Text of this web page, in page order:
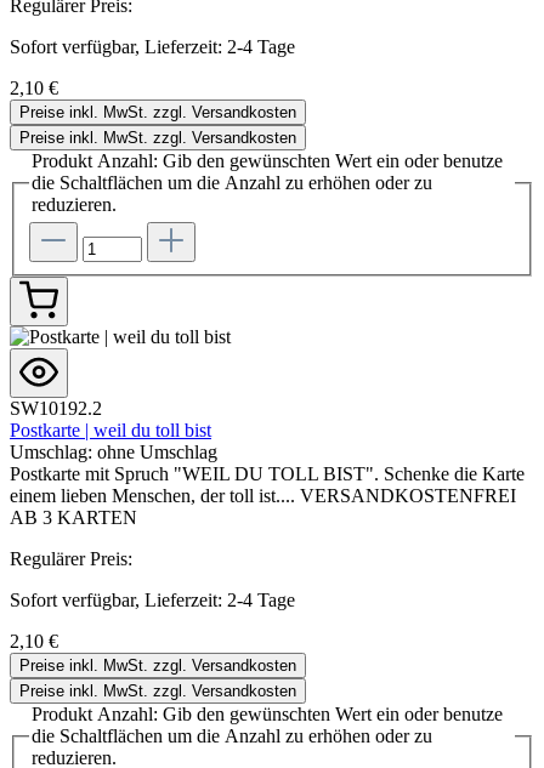
Regulärer Preis:
Sofort verfügbar, Lieferzeit: 2-4 Tage
2,10 €
Preise inkl. MwSt. zzgl. Versandkosten
Preise inkl. MwSt. zzgl. Versandkosten
Produkt Anzahl: Gib den gewünschten Wert ein oder benutze
die Schaltflächen um die Anzahl zu erhöhen oder zu
reduzieren.
SW10192.2
Postkarte | weil du toll bist
Umschlag: ohne Umschlag
Postkarte mit Spruch "WEIL DU TOLL BIST". Schenke die Karte
einem lieben Menschen, der toll ist.... VERSANDKOSTENFREI
AB 3 KARTEN
Regulärer Preis:
Sofort verfügbar, Lieferzeit: 2-4 Tage
2,10 €
Preise inkl. MwSt. zzgl. Versandkosten
Preise inkl. MwSt. zzgl. Versandkosten
Produkt Anzahl: Gib den gewünschten Wert ein oder benutze
die Schaltflächen um die Anzahl zu erhöhen oder zu
reduzieren.